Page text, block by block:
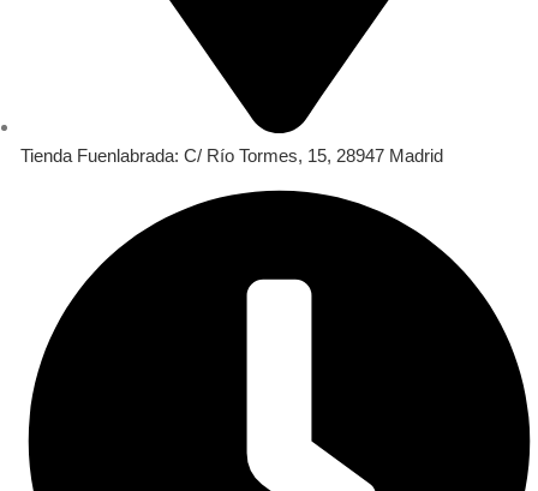
Tienda Fuenlabrada: C/ Río Tormes, 15, 28947 Madrid